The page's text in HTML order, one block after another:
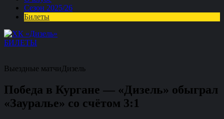
Сезон 2025/26
Билеты
БИЛЕТЫ
Выездные матчи Дизель
Победа в Кургане — «Дизель» обыграл
«Зауралье» со счётом 3:1